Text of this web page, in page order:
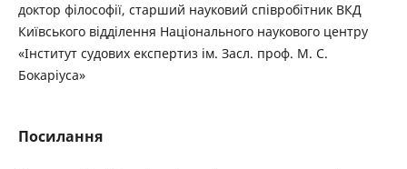
доктор філософії, старший науковий співробітник ВКД
Київського відділення Національного наукового центру
«Інститут судових експертиз ім. Засл. проф. М. С.
Бокаріуса»
Посилання